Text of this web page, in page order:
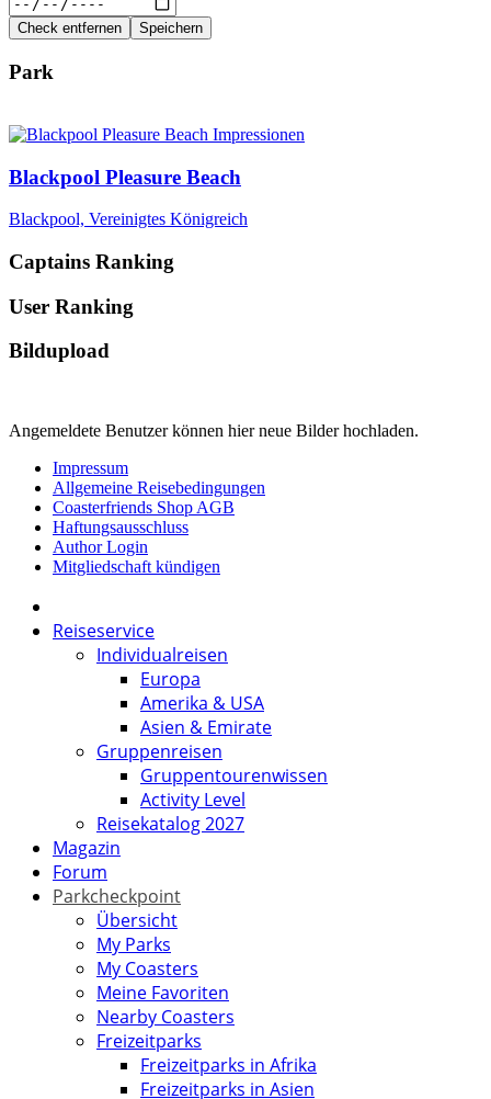
Check entfernen Speichern
Park
Blackpool Pleasure Beach
Blackpool, Vereinigtes Königreich
Captains Ranking
User Ranking
Bildupload
Angemeldete Benutzer können hier neue Bilder hochladen.
Impressum
Allgemeine Reisebedingungen
Coasterfriends Shop AGB
Haftungsausschluss
Author Login
Mitgliedschaft kündigen
Reiseservice
Individualreisen
Europa
Amerika & USA
Asien & Emirate
Gruppenreisen
Gruppentourenwissen
Activity Level
Reisekatalog 2027
Magazin
Forum
Parkcheckpoint
Übersicht
My Parks
My Coasters
Meine Favoriten
Nearby Coasters
Freizeitparks
Freizeitparks in Afrika
Freizeitparks in Asien